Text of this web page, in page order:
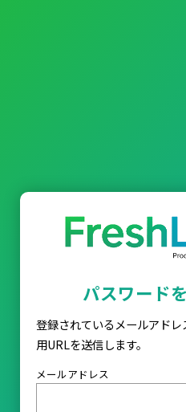
パスワード
登録されているメールアド
用URLを送信します。
メールアドレス